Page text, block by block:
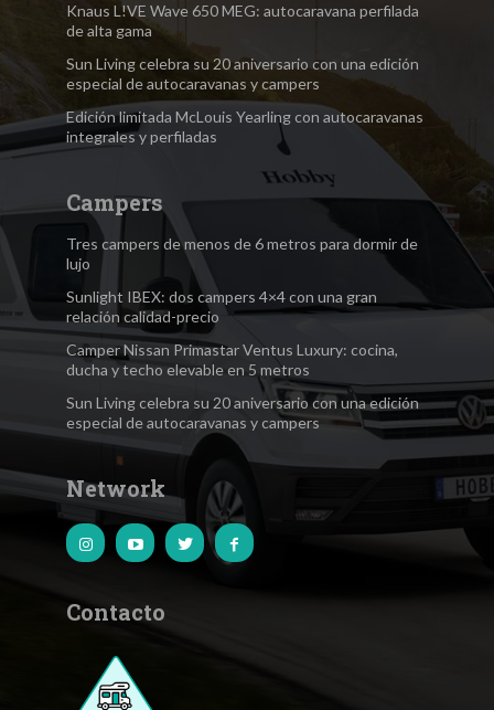
Knaus L!VE Wave 650 MEG: autocaravana perfilada
de alta gama
Sun Living celebra su 20 aniversario con una edición
especial de autocaravanas y campers
Edición limitada McLouis Yearling con autocaravanas
integrales y perfiladas
Campers
Tres campers de menos de 6 metros para dormir de
lujo
Sunlight IBEX: dos campers 4×4 con una gran
relación calidad-precio
Camper Nissan Primastar Ventus Luxury: cocina,
ducha y techo elevable en 5 metros
Sun Living celebra su 20 aniversario con una edición
especial de autocaravanas y campers
Network
Contacto